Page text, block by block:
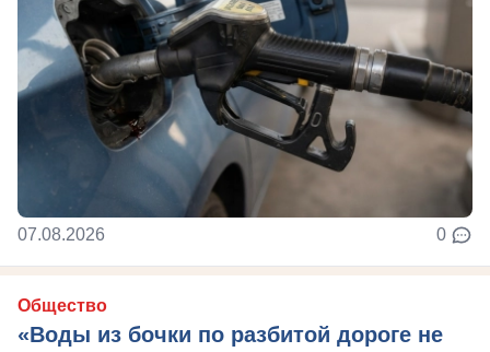
07.08.2026 0
Общество
«Воды из бочки по разбитой дороге не